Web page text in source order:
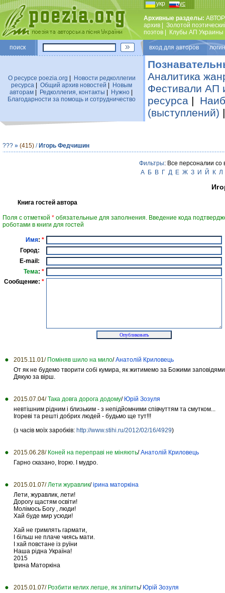
укр рус
Архивные разделы:
архив
Золотой
поэтов
Клубы АП Украины
поиск вход для авторов
О ресурсе poezia.org
Новости редколлегии
ресурса
Общий архив новостей
Новым
авторам| Редколлегия, контакты Нужно|
Благодарности за помощь и сотрудничество
Аналитика
Фестивали АП
ресурса |
(выступлений)
??? » (415) / Игорь Федчишин
Фильтры: Все персоналии со
А
Б В Г Д Е Ж З И Й К Л
Книга гостей автора
Поля с отметкой * обязательные для заполнения. Введение кода
роботами в книги для гостей
Имя: *
Город:
E-mail:
Тема: *
Сообщение: *
2015.11.01/ Поміняв шило на мило/Анатолій Криловець
От як не будемо творити собі кумира, як житимемо за Божими
Дякую за вірш.
2015.07.04/ Така довга дорога додому/ Юрій Зозуля
невтішним рідним і близьким - з непідйомними співчуттям та смутком...
Ігореві та решті добрих людей - будьмо ще тут!!!
(з часів моїх заробків: http://www.stihi.ru/2012/02/16/4929)
2015.06.28/ Коней на переправі не міняють/Анатолій Криловець
Гарно сказано, Ігорю. І мудро.
2015.01.07/ Лети журавлик/ірина маторкіна
Лети, журавлик, лети!
Дорогу щастям освіти!
Молімось Богу , люди!
Хай буде мир усюди!
Хай не гримлять гармати,
І більш не плаче чиясь мати.
І хай повстане із руїни
Наша рідна Україна!
2015
Ірина Маторкіна
2015.01.07/ Розбити келих легше, як зліпить/ Юрій Зозуля